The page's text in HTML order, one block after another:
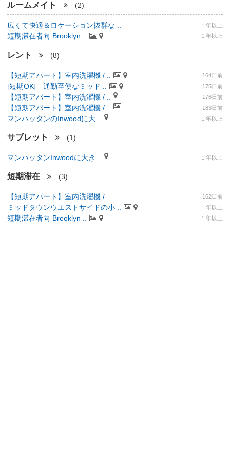
ルームメイト (2)
広くて快適＆ロケーション抜群な .. １年以上
短期滞在者向 Brooklyn .. １年以上
レント (8)
【短期アパート】室内洗濯機 / .. 164日前
[短期OK] 通勤至便なミッド .. 175日前
【短期アパート】室内洗濯機 / .. 176日前
【短期アパート】室内洗濯機 / .. 183日前
マンハッタンのInwoodに大 .. １年以上
サブレット (1)
マンハッタンInwoodに大き .. １年以上
短期滞在 (3)
【短期アパート】室内洗濯機 / .. 162日前
ミッドタウンウエストサイドの小 .. １年以上
短期滞在者向 Brooklyn .. １年以上